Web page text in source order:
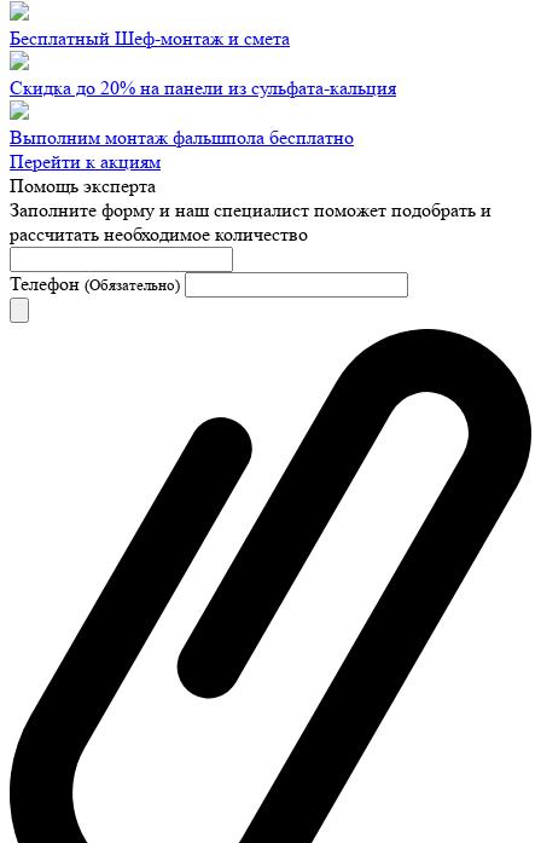
Бесплатный Шеф-монтаж и смета
Скидка до 20% на панели из сульфата-кальция
Выполним монтаж фальшпола бесплатно
Перейти к акциям
Помощь эксперта
Заполните форму и наш специалист поможет подобрать и
рассчитать необходимое количество
Телефон (Обязательно)